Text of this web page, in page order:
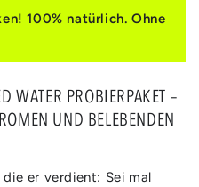
100% natürlich. Ohne
WATER PROBIERPAKET –
UND BELEBENDEN
er verdient: Sei mal